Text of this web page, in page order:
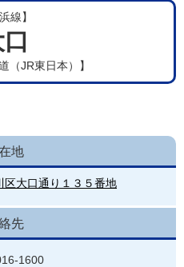
線】
（JR東日本）】
地
区大口通り１３５番地
先
1600